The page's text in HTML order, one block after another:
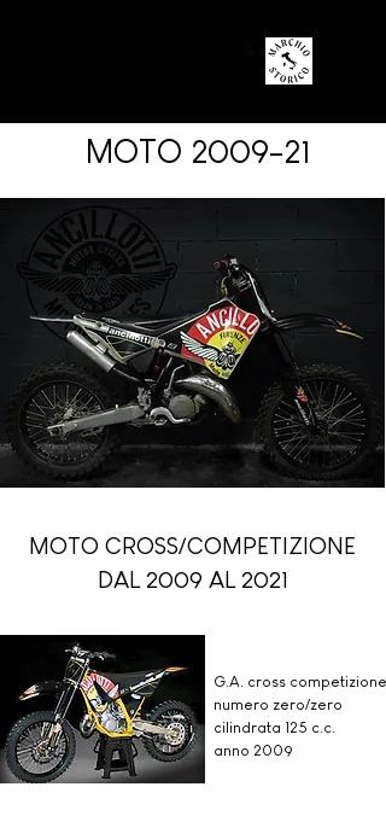
MOTO 2009-21
MOTO CROSS/COMPETIZIONE
DAL 2009 AL 2021
G.A. cross competizione
numero zero/zero
cilindrata 125 c.c.
anno 2009